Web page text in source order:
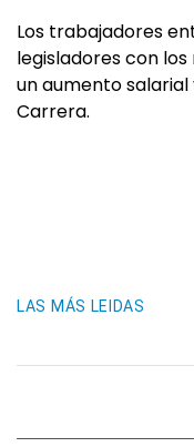
Los trabajadores
legisladores con
un aumento salarial
Carrera.
LAS MÁS LEIDAS